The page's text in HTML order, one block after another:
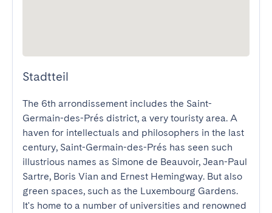
Stadtteil
The 6th arrondissement includes the Saint-
Germain-des-Prés district, a very touristy area. A
haven for intellectuals and philosophers in the last
century, Saint-Germain-des-Prés has seen such
illustrious names as Simone de Beauvoir, Jean-Paul
Sartre, Boris Vian and Ernest Hemingway. But also
green spaces, such as the Luxembourg Gardens.
It's home to a number of universities and renowned